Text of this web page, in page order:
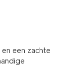
een zachte